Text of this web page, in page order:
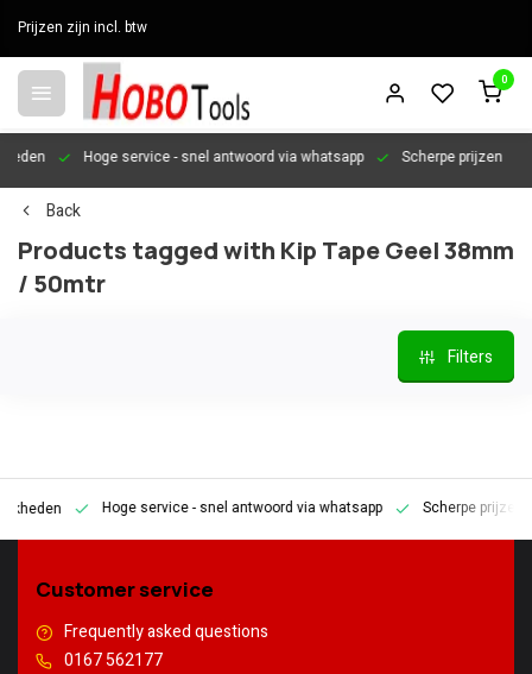
Prijzen zijn incl. btw
0
Hoge service- snel antwoord via whatsapp Scherpe prijzen
Back
Products tagged with Kip Tape Geel 38mm
/ 50mtr
Filters
Hoge service- snel antwoord via whatsapp Scherpe prijzen
Customer service
Frequently asked questions
0167 562177